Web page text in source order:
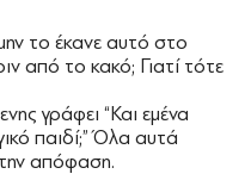
το έκανε αυτό στο
από το κακό; Γιατί τότε
γράφει “Και εμένα
παιδί;” Όλα αυτά
την απόφαση.